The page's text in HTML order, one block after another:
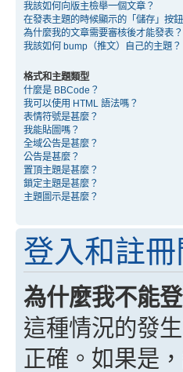
我該如何向版主檢舉一個文章？
在發表主題的時候顯示的「儲存」按
為什麼我的文章需要審核後才能發表？
我該如何 bump（推文）自己的主題？
格式和主題類型
什麼是 BBCode？
我可以使用 HTML 語法嗎？
表情符號是甚麼？
我能貼圖嗎？
全域公告是甚麼？
公告是甚麼？
置頂主題是甚麼？
鎖定主題是甚麼？
主題圖示是甚麼？
登入和註
為什麼我不能
這種情況的發
正確。如果是